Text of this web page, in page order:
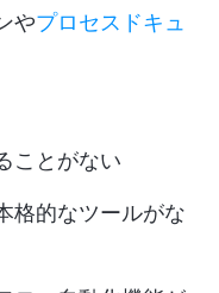
やプロセスドキュ
ことがない
格的なツールがな